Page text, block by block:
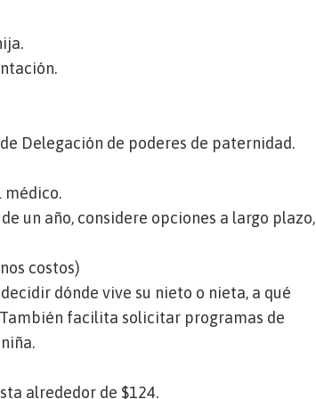
Delegación de poderes de paternidad.
médico.
un año, considere opciones a largo plazo,
costos)
dónde vive su nieto o nieta, a qué
facilita solicitar programas de
alrededor de $124.